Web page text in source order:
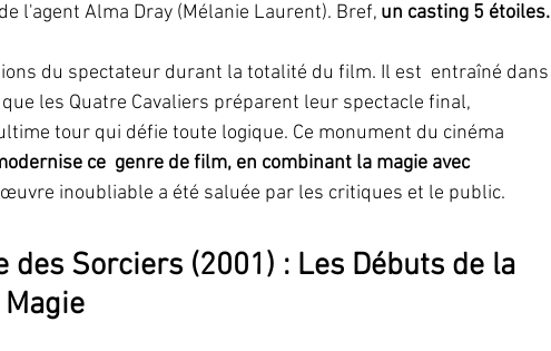
l'agent Alma Dray (Mélanie Laurent). Bref, un casting 5 étoiles.
du spectateur durant la totalité du film. Il est  entraîné dans
les Quatre Cavaliers préparent leur spectacle final,
tour qui défie toute logique. Ce monument du cinéma
ce  genre de film, en combinant la magie avec
inoubliable a été saluée par les critiques et le public.
des Sorciers (2001) : Les Débuts de la